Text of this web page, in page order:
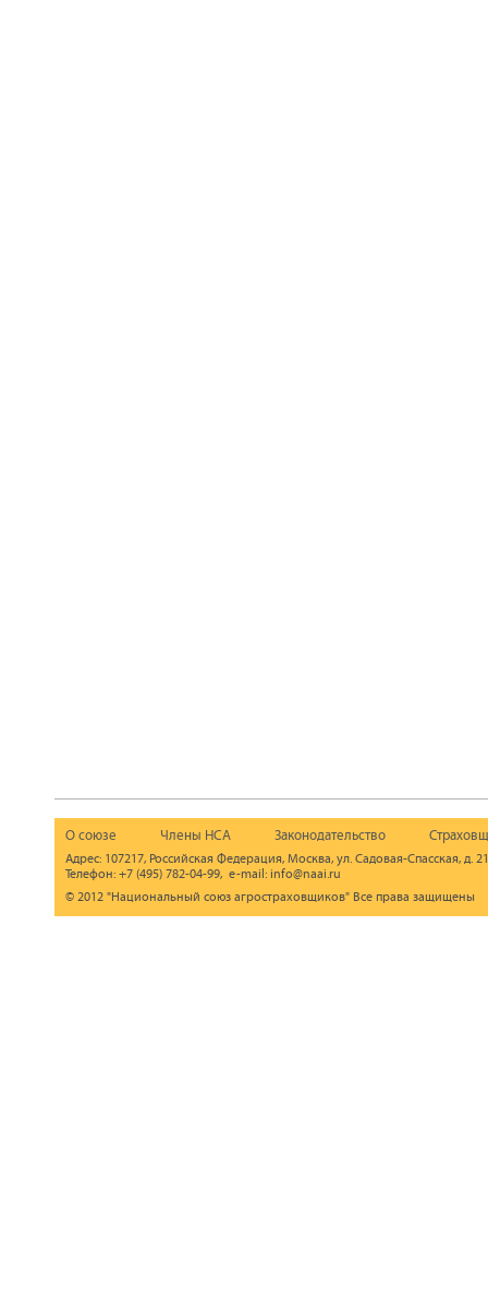
О союзе Члены НСА Законодательство
Адрес: 107217, Российская Федерация, Москва, ул. Садовая-Спасская, д.
Телефон: +7 (495) 782-04-99, e-mail: info@naai.ru
© 2012 "Национальный союз агростраховщиков" Все права защищены